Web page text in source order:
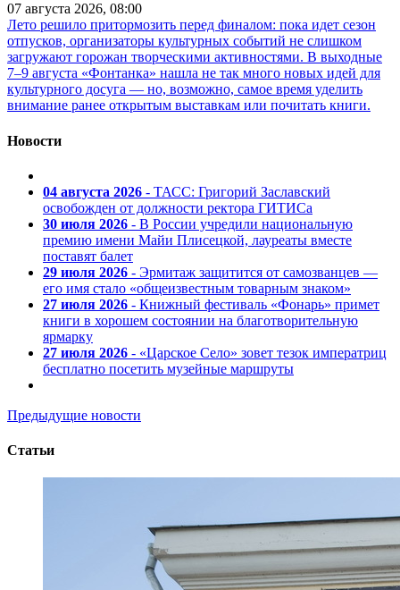
07 августа 2026, 08:00
Лето решило притормозить перед финалом: пока идет сезон
отпусков, организаторы культурных событий не слишком
загружают горожан творческими активностями. В выходные
7–9 августа «Фонтанка» нашла не так много новых идей для
культурного досуга — но, возможно, самое время уделить
внимание ранее открытым выставкам или почитать книги.
Новости
04 августа 2026 - ТАСС: Григорий Заславский
освобожден от должности ректора ГИТИСа
30 июля 2026 - В России учредили национальную
премию имени Майи Плисецкой, лауреаты вместе
поставят балет
29 июля 2026 - Эрмитаж защитится от самозванцев —
его имя стало «общеизвестным товарным знаком»
27 июля 2026 - Книжный фестиваль «Фонарь» примет
книги в хорошем состоянии на благотворительную
ярмарку
27 июля 2026 - «Царское Село» зовет тезок императриц
бесплатно посетить музейные маршруты
Предыдущие новости
Статьи